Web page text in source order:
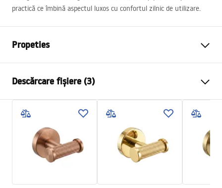
practică ce îmbină aspectul luxos cu confortul zilnic de utilizare.
Propeties
Material
Metodă de montaj
Cu șuruburi
Latime
50
Inalime
50mm
Adâncime
50 mm
Modern
Descărcare fișiere (3)
Condiții de garanție
Warranty_Terms_and_Conditions_Accessories_-_24.pdf
Condiții de garanție